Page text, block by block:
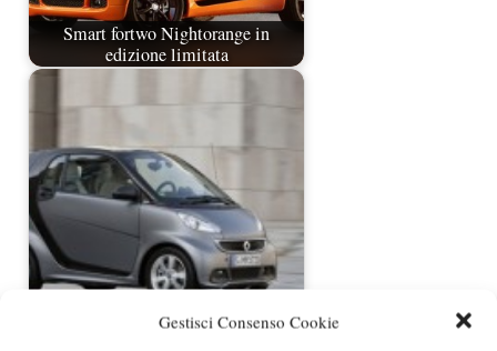
Gestisci Consenso Cookie
Smart fortwo Nightorange in
edizione limitata
Smart fortwo 3.0 al Salone di
Ginevra 2012